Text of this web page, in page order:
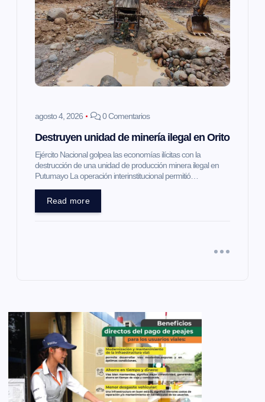
agosto 4, 2026 0 Comentarios
Destruyen unidad de minería ilegal en Orito
Ejército Nacional golpea las economías ilícitas con la
destrucción de una unidad de producción minera ilegal en
Putumayo La operación interinstitucional permitió…
Read more